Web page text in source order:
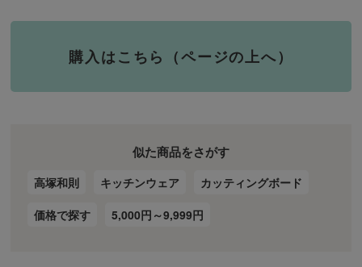
購入はこちら（ページの上へ）
似た商品をさがす
高塚和則 キッチンウェア
カッティングボード
価格で探す
5,000円～9,999円